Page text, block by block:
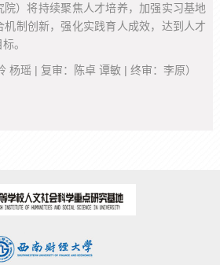
院）将持续聚焦人才培养，加强实习基地
机制创新，强化实践育人成效，达到人才
。
杨瑶 | 复审：陈卓 谭敏 | 终审：李原）